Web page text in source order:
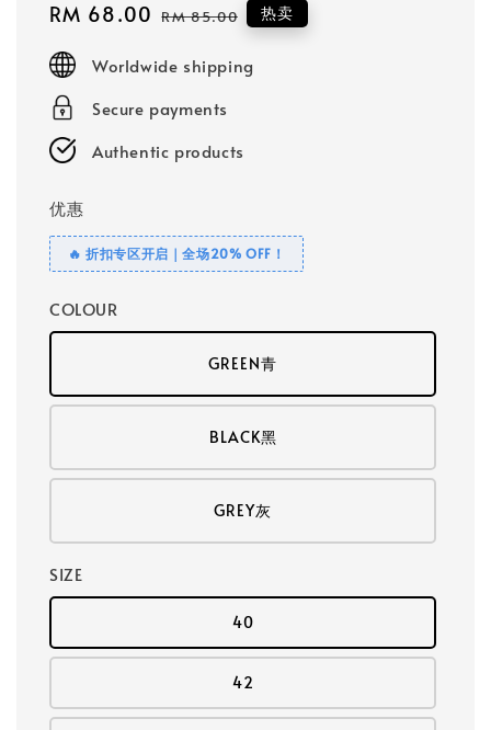
Sale
RM 68.00 Regular
RM 85.00 热卖
Worldwide shipping
Secure payments
Authentic products
优惠
🔥 折扣专区开启｜全场20% OFF！
COLOUR
GREEN青
BLACK黑
GREY灰
SIZE
40
42